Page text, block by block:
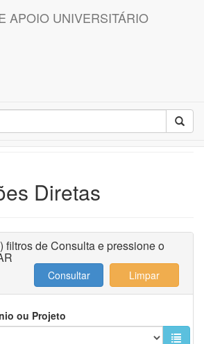
APOIO UNIVERSITÁRIO
Diretas
filtros de Consulta e pressione o
ou Projeto